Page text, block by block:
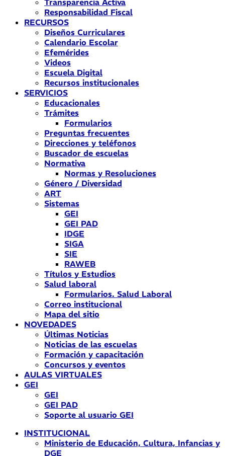
Transparencia Activa
Responsabilidad Fiscal
RECURSOS
Diseños Curriculares
Calendario Escolar
Efemérides
Videos
Escuela Digital
Recursos institucionales
SERVICIOS
Educacionales
Trámites
Formularios
Preguntas frecuentes
Direcciones y teléfonos
Buscador de escuelas
Normativa
Normas y Resoluciones
Género / Diversidad
ART
Sistemas
GEI
GEI PAD
IDGE
SIGA
SIE
RAWEB
Títulos y Estudios
Salud laboral
Formularios. Salud Laboral
Correo institucional
Mapa del sitio
NOVEDADES
Últimas Noticias
Noticias de las escuelas
Formación y capacitación
Concursos y eventos
AULAS VIRTUALES
GEI
GEI
GEI PAD
Soporte al usuario GEI
INSTITUCIONAL
Ministerio de Educación, Cultura, Infancias y
DGE